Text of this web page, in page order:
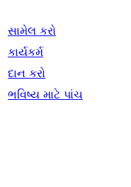
સામેલ કરો
કાર્યકર્મ
દાન કરો
ભવિષ્ય માટે પાંચ